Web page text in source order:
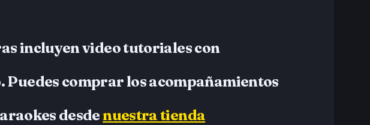
incluyen video tutoriales con
Puedes comprar los acompañamientos
desde nuestra tienda